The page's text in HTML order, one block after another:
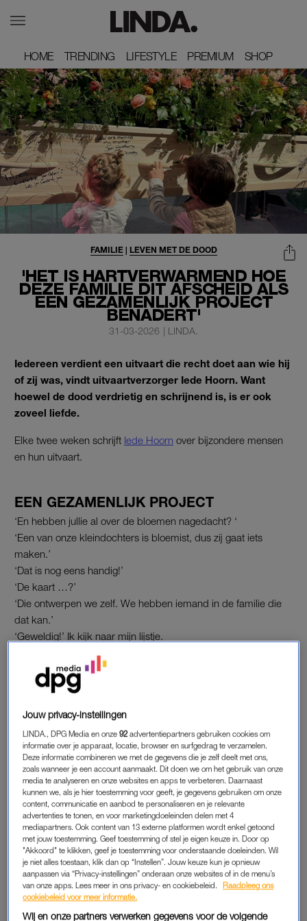
HOME
HOME TRENDING
TRENDING LIFESTYLE
LIFESTYLE PREMIUM
PREMIUM SHOP
SHOP
'HET IS HARTVERWARMEND HOE
DEZE FAMILIE DIT AFSCHEID ALS
EEN GEZAMENLIJK PROJECT
BENADERT'
FAMILIE| LEVEN MET DE DOOD
31-03-2026 | LINDA.
Iedereen verdient een uitvaart die recht doet aan wie hij
of zij was, vindt uitvaartverzorger Iede Hoorn. Want
hoewel de dood verdrietig en schrijnend is, is er ook
zoveel liefde.
Elke twee weken schrijft Iede Hoorn over bijzondere mensen
en hun uitvaart.
EEN GEZAMENLIJK PROJECT
‘En hebben jullie al over de bloemen nagedacht? ‘
‘Een van onze kleindochters is bloemist, dus zij gaat iets
maken.’
‘Dat is nog eens handig!’
‘De kaart …?’
‘Die ontwerpen we zelf. We hebben iemand in de familie die
dat kan.’
‘Geweldig!’ Ik kijk naar mijn lijstje.
‘We gaan bij de ceremonie livemuziek doen, verzorgd door
vrienden. Voorganger hoef je niet te regelen, catering ook niet.
Het lijkt ons wel zo leuk om zelf taarten en cakes te bakken.
dus die neemt dat bij de ceremonie voor zijn rekening.’
PERSOONLIJK EN CREATIEF
De overledene was vroeger tuinarchitect en hij heeft duidelijk
zijn creativiteit goed doorgegeven. Mijn glimlach wordt steeds
breder. Een familie die het heft in eigen hand neemt en
afscheid persoonlijken creatief benadert; blijer maak je mij
niet.
‘Rouwvervoer?’ Even denk ik dat ik dan toch iets heb
gevonden wat ik kan doen, maar nee. ‘We hebben een busje,’
zegt een van zijn kinderen. ‘Hij reed altijd rond in busjes, dus
Jouw privacy-instellingen
LINDA., DPG Media en onze92 advertentiepartners gebruiken cookies om
informatie over je apparaat, locatie, browser en surfgedrag te verzamelen.
Deze informatie combineren we met de gegevens die je zelf deelt met ons,
zoals wanneer je een account aanmaakt. Dit doen we om het gebruik van onze
media te analyseren en onze websites en apps te verbeteren. Daarnaast
kunnen we, als je hier toestemming voor geeft, je gegevens gebruiken om onze
content, communicatie en aanbod te personaliseren en je relevante
advertenties te tonen, en voor marketingdoeleinden delen met 4
mediapartners. Ook content van 13 externe platformen wordt enkel getoond
met jouw toestemming. Geef toestemming of stel je eigen keuze in. Door op
"Akkoord" te klikken, geef je toestemming voor onderstaande doeleinden. Wil
je niet alles toestaan, klik dan op “Instellen”. Jouw keuze kun je opnieuw
aanpassen via “Privacy-instellingen” onderaan onze websites of in de menu’s
van onze apps. Lees meer in ons privacy- en cookiebeleid.
Raadpleeg ons
cookiebeleid voor meer informatie.
Wij en onze partners verwerken gegevens voor de volgende